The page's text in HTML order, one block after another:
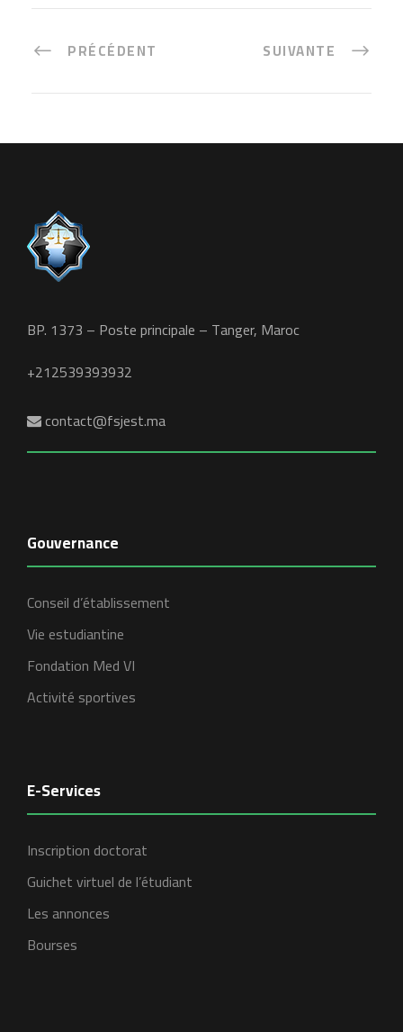
PRÉCÉDENT SUIVANTE
BP. 1373 – Poste principale – Tanger, Maroc
+212539393932
contact@fsjest.ma
Gouvernance
Conseil d’établissement
Vie estudiantine
Fondation Med VI
Activité sportives
E-Services
Inscription doctorat
Guichet virtuel de l’étudiant
Les annonces
Bourses